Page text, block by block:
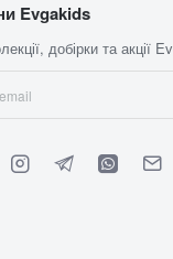
Evgakids
добірки та